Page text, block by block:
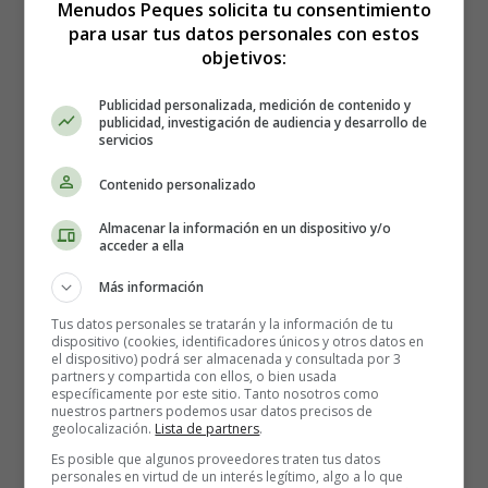
Detalles
Escrito por:Estefanía Morera
Menudos Peques solicita tu consentimiento
para usar tus datos personales con estos
objetivos:
Publicidad personalizada, medición de contenido y
publicidad, investigación de audiencia y desarrollo de
servicios
Contenido personalizado
Almacenar la información en un dispositivo y/o
acceder a ella
Más información
Tus datos personales se tratarán y la información de tu
dispositivo (cookies, identificadores únicos y otros datos en
el dispositivo) podrá ser almacenada y consultada por 3
partners y compartida con ellos, o bien usada
específicamente por este sitio. Tanto nosotros como
nuestros partners podemos usar datos precisos de
geolocalización. Lista de partners.
Es posible que algunos proveedores traten tus datos
personales en virtud de un interés legítimo, algo a lo que